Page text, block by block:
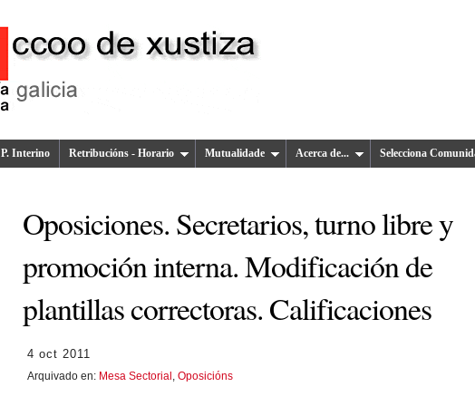
P. Interino Retribucións - Horario Mutualidade Acerca de... Selecciona
Oposiciones. Secretarios, turno libre y
promoción interna. Modificación de
plantillas correctoras. Calificaciones
4 oct 2011
Arquivado en: Mesa Sectorial Oposicións